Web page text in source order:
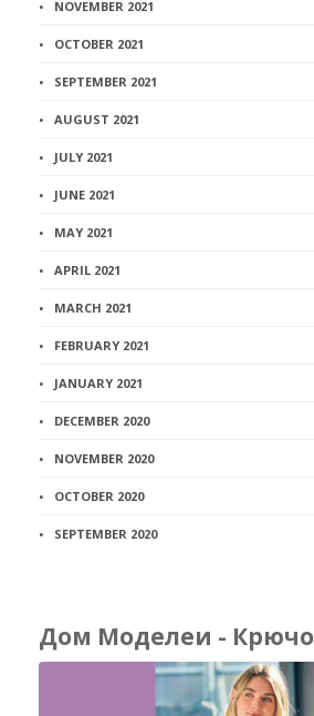
NOVEMBER 2021
OCTOBER 2021
SEPTEMBER 2021
AUGUST 2021
JULY 2021
JUNE 2021
MAY 2021
APRIL 2021
MARCH 2021
FEBRUARY 2021
JANUARY 2021
DECEMBER 2020
NOVEMBER 2020
OCTOBER 2020
SEPTEMBER 2020
Дом Моделеи -